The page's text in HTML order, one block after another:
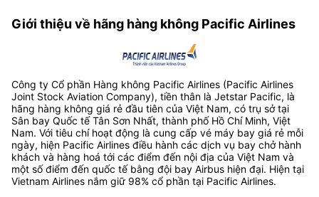
Giới thiệu về hãng hàng không Pacific Airlines
Công ty Cổ phần Hàng không Pacific Airlines (Pacific Airlines
Joint Stock Aviation Company), tiền thân là Jetstar Pacific, là
hãng hàng không giá rẻ đầu tiên của Việt Nam, có trụ sở tại
Sân bay Quốc tế Tân Sơn Nhất, thành phố Hồ Chí Minh, Việt
Nam. Với tiêu chí hoạt động là cung cấp vé máy bay giá rẻ mỗi
ngày, hiện Pacific Airlines điều hành các dịch vụ bay chở hành
khách và hàng hoá tới các điểm đến nội địa của Việt Nam và
một số điểm đến quốc tế bằng đội bay Airbus hiện đại. Hiện tại
Vietnam Airlines nắm giữ 98% cổ phần tại Pacific Airlines.